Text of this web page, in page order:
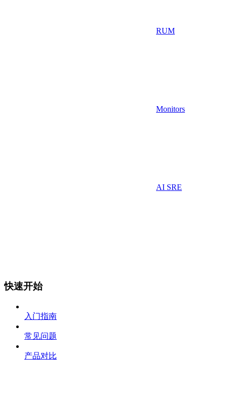
RUM
Monitors
AI SRE
快速开始
入门指南
常见问题
产品对比